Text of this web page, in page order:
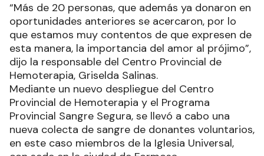
“Más de 20 personas, que además ya donaron en
oportunidades anteriores se acercaron, por lo
que estamos muy contentos de que expresen de
esta manera, la importancia del amor al prójimo”,
dijo la responsable del Centro Provincial de
Hemoterapia, Griselda Salinas.
Mediante un nuevo despliegue del Centro
Provincial de Hemoterapia y el Programa
Provincial Sangre Segura, se llevó a cabo una
nueva colecta de sangre de donantes voluntarios,
en este caso miembros de la Iglesia Universal,